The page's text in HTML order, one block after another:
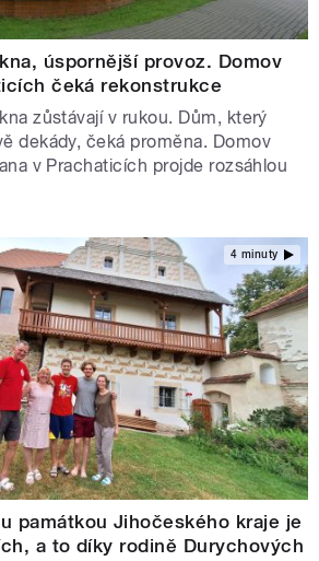
úspornější provoz. Domov
čeká rekonstrukce
zůstávají v rukou. Dům, který
dekády, čeká proměna. Domov
v Prachaticích projde rozsáhlou
4 minuty
památkou Jihočeského kraje je
a to díky rodině Durychových